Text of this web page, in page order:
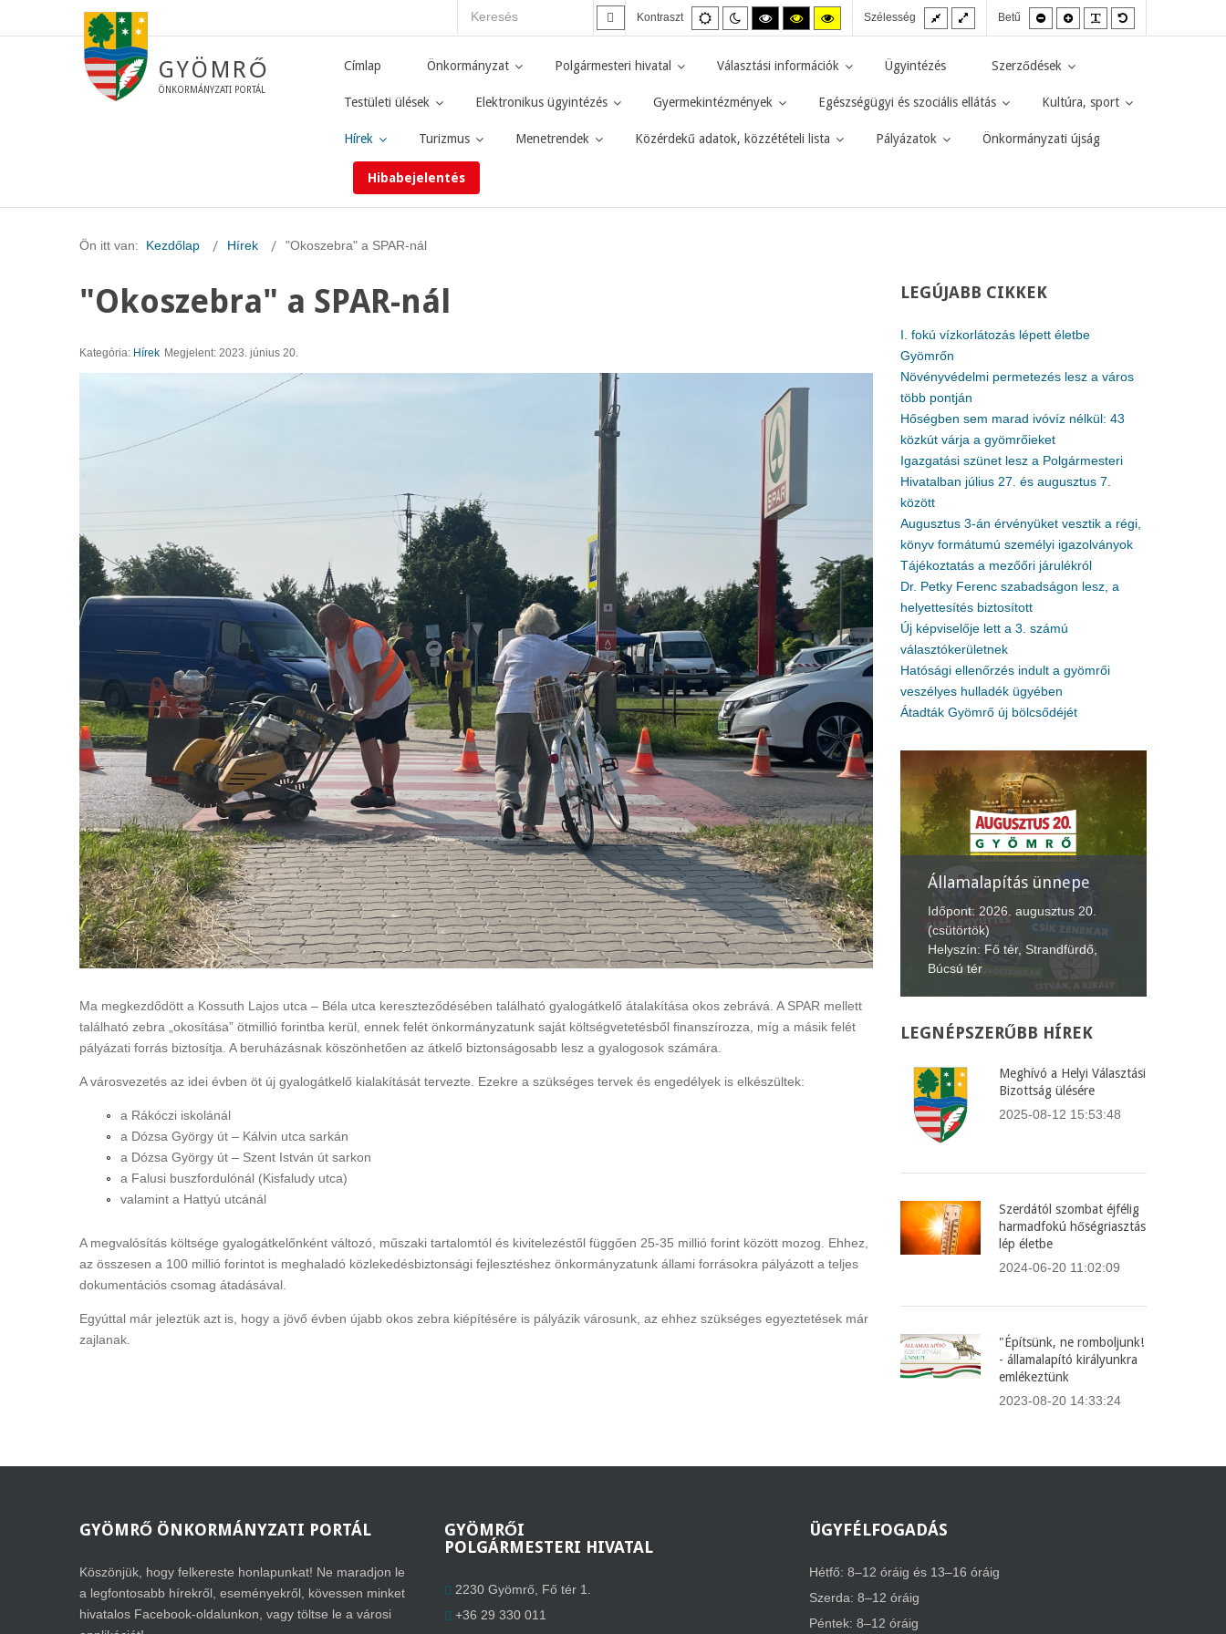
Kontraszt
Alapértelmezett
mód
Éjszakai
mód
Magas
kontraszt
mód.
Magas
kontraszt
mód.
Magas
kontraszt
mód.
Szélesség
Fix
elrendezés
Széles
elrendezés
Betű
Kisebb
betűméret
Nagyobb
betűméret
GYÖMRŐ
ÖNKORMÁNYZATI PORTÁL
Címlap Önkormányzat Polgármesteri hivatal Választási információk Ügyintézés Szerződések
Testületi ülések Elektronikus ügyintézés Gyermekintézmények Egészségügyi és szociális ellátás Kultúra, sport
Hírek Turizmus Menetrendek Közérdekű adatok, közzétételi lista Pályázatok Önkormányzati újság
Hibabejelentés
Ön itt van: Kezdőlap Hírek "Okoszebra" a SPAR-nál
"Okoszebra" a SPAR-nál
Kategória: Hírek Megjelent: 2023. június 20.
Ma megkezdődött a Kossuth Lajos utca – Béla utca kereszteződésében található gyalogátkelő átalakítása okos zebrává. A SPAR mellett
található zebra „okosítása” ötmillió forintba kerül, ennek felét önkormányzatunk saját költségvetetésből finanszírozza, míg a másik felét
pályázati forrás biztosítja. A beruházásnak köszönhetően az átkelő biztonságosabb lesz a gyalogosok számára.
A városvezetés az idei évben öt új gyalogátkelő kialakítását tervezte. Ezekre a szükséges tervek és engedélyek is elkészültek:
a Rákóczi iskolánál
a Dózsa György út – Kálvin utca sarkán
a Dózsa György út – Szent István út sarkon
a Falusi buszfordulónál (Kisfaludy utca)
valamint a Hattyú utcánál
A megvalósítás költsége gyalogátkelőnként változó, műszaki tartalomtól és kivitelezéstől függően 25-35 millió forint között mozog. Ehhez,
az összesen a 100 millió forintot is meghaladó közlekedésbiztonsági fejlesztéshez önkormányzatunk állami forrásokra pályázott a teljes
dokumentációs csomag átadásával.
Egyúttal már jeleztük azt is, hogy a jövő évben újabb okos zebra kiépítésére is pályázik városunk, az ehhez szükséges egyeztetések már
zajlanak.
LEGÚJABB CIKKEK
I. fokú vízkorlátozás lépett életbe
Gyömrőn
Növényvédelmi permetezés lesz a város
több pontján
Hőségben sem marad ivóvíz nélkül: 43
közkút várja a gyömrőieket
Igazgatási szünet lesz a Polgármesteri
Hivatalban július 27. és augusztus 7.
között
Augusztus 3-án érvényüket vesztik a régi,
könyv formátumú személyi igazolványok
Tájékoztatás a mezőőri járulékról
Dr. Petky Ferenc szabadságon lesz, a
helyettesítés biztosított
Új képviselője lett a 3. számú
választókerületnek
Hatósági ellenőrzés indult a gyömrői
veszélyes hulladék ügyében
Átadták Gyömrő új bölcsődéjét
Rákóczi Napok
Időpont: 2026. július 3-4.
(péntek-szombat)
Helyszín: Különböző
programhelyszínek
Államalapítás ünnepe
Időpont: 2026. augusztus 20.
(csütörtök)
Helyszín: Fő tér, Strandfürdő,
Búcsú tér
XII. Gyömrői
Lecsófesztivál
Időpont: 2026. szeptember 4-6.
(péntek-vasárnap)
Helyszín: Búcsú tér
LEGNÉPSZERŰBB HÍREK
Meghívó a Helyi Választási
Bizottság ülésére
2025-08-12 15:53:48
Szerdától szombat éjfélig
harmadfokú hőségriasztás
lép életbe
2024-06-20 11:02:09
"Építsünk, ne romboljunk!
- államalapító királyunkra
emlékeztünk
2023-08-20 14:33:24
GYÖMRŐ ÖNKORMÁNYZATI PORTÁL
Köszönjük, hogy felkereste honlapunkat! Ne maradjon le
a legfontosabb hírekről, eseményekről, kövessen minket
hivatalos Facebook-oldalunkon, vagy töltse le a városi
GYÖMRŐI
POLGÁRMESTERI HIVATAL
2230 Gyömrő, Fő tér 1.
+36 29 330 011
ÜGYFÉLFOGADÁS
Hétfő: 8–12 óráig és 13–16 óráig
Szerda: 8–12 óráig
Péntek: 8–12 óráig